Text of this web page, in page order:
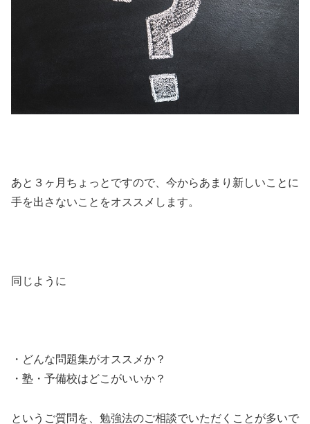
あと３ヶ月ちょっとですので、今からあまり新しいことに
手を出さないことをオススメします。
同じように
・どんな問題集がオススメか？
・塾・予備校はどこがいいか？
というご質問を、勉強法のご相談でいただくことが多いで